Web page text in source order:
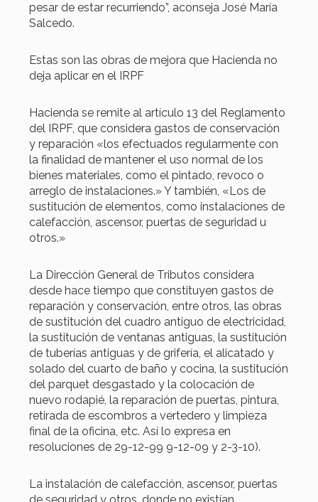
pesar de estar recurriendo”, aconseja José María
Salcedo.
Estas son las obras de mejora que Hacienda no
deja aplicar en el IRPF
Hacienda se remite al artículo 13 del Reglamento
del IRPF, que considera gastos de conservación
y reparación «los efectuados regularmente con
la finalidad de mantener el uso normal de los
bienes materiales, como el pintado, revoco o
arreglo de instalaciones.» Y también, «Los de
sustitución de elementos, como instalaciones de
calefacción, ascensor, puertas de seguridad u
otros.»
La Dirección General de Tributos considera
desde hace tiempo que constituyen gastos de
reparación y conservación, entre otros, las obras
de sustitución del cuadro antiguo de electricidad,
la sustitución de ventanas antiguas, la sustitución
de tuberías antiguas y de grifería, el alicatado y
solado del cuarto de baño y cocina, la sustitución
del parquet desgastado y la colocación de
nuevo rodapié, la reparación de puertas, pintura,
retirada de escombros a vertedero y limpieza
final de la oficina, etc. Así lo expresa en
resoluciones de 29-12-99 9-12-09 y 2-3-10).
La instalación de calefacción, ascensor, puertas